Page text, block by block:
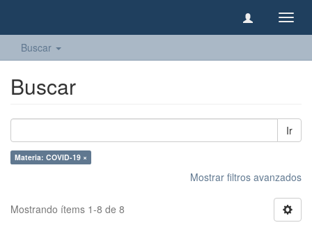
Buscar
Buscar
Ir
Materia: COVID-19 ×
Mostrar filtros avanzados
Mostrando ítems 1-8 de 8